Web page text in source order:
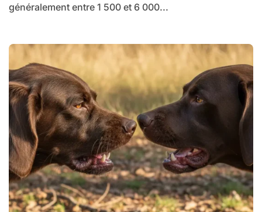
généralement entre 1 500 et 6 000...